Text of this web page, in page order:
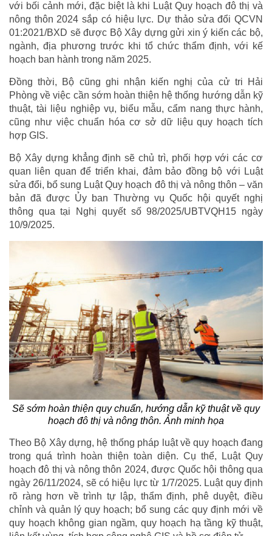
với bối cảnh mới, đặc biệt là khi Luật Quy hoạch đô thị và
nông thôn 2024 sắp có hiệu lực. Dự thảo sửa đổi QCVN
01:2021/BXD sẽ được Bộ Xây dựng gửi xin ý kiến các bộ,
ngành, địa phương trước khi tổ chức thẩm định, với kế
hoạch ban hành trong năm 2025.
Đồng thời, Bộ cũng ghi nhận kiến nghị của cử tri Hải
Phòng về việc cần sớm hoàn thiện hệ thống hướng dẫn kỹ
thuật, tài liệu nghiệp vụ, biểu mẫu, cẩm nang thực hành,
cũng như việc chuẩn hóa cơ sở dữ liệu quy hoạch tích
hợp GIS.
Bộ Xây dựng khẳng định sẽ chủ trì, phối hợp với các cơ
quan liên quan để triển khai, đảm bảo đồng bộ với Luật
sửa đổi, bổ sung Luật Quy hoạch đô thị và nông thôn – văn
bản đã được Ủy ban Thường vụ Quốc hội quyết nghị
thông qua tại Nghị quyết số 98/2025/UBTVQH15 ngày
10/9/2025.
Sẽ sớm hoàn thiện quy chuẩn, hướng dẫn kỹ thuật về quy
hoạch đô thị và nông thôn. Ảnh minh họa
Theo Bộ Xây dựng, hệ thống pháp luật về quy hoạch đang
trong quá trình hoàn thiện toàn diện. Cụ thể, Luật Quy
hoạch đô thị và nông thôn 2024, được Quốc hội thông qua
ngày 26/11/2024, sẽ có hiệu lực từ 1/7/2025. Luật quy định
rõ ràng hơn về trình tự lập, thẩm định, phê duyệt, điều
chỉnh và quản lý quy hoạch; bổ sung các quy định mới về
quy hoạch không gian ngầm, quy hoạch hạ tầng kỹ thuật,